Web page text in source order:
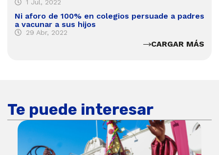
1 Jul, 2022
Ni aforo de 100% en colegios persuade a padres
a vacunar a sus hijos
29 Abr, 2022
CARGAR MÁS
Te puede interesar